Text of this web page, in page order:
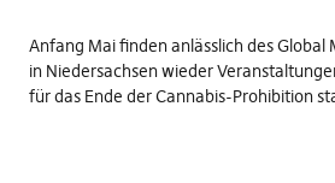
Anfang Mai finden anlässlich des Global
in Niedersachsen wieder
für das Ende der Cannabis-Prohibition